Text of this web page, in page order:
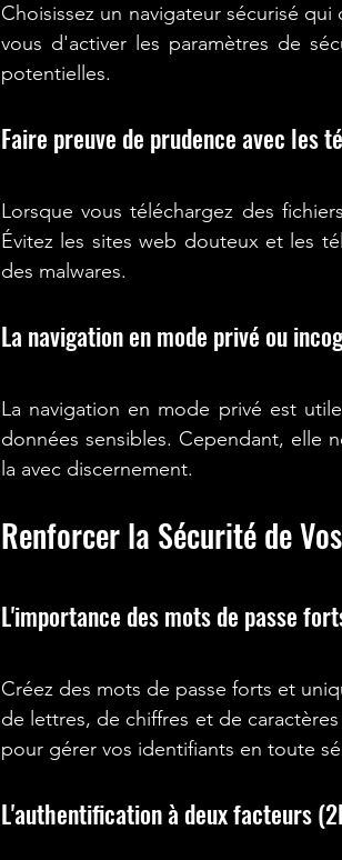
Choisissez un navigateur sécurisé
vous d'activer les paramètres de
potentielles.
Faire preuve de prudence avec les
Lorsque vous téléchargez des
Évitez les sites web douteux et les
des malwares.
La navigation en mode privé ou
La navigation en mode privé est
données sensibles. Cependant, elle
la avec discernement.
Renforcer la Sécurité de
L'importance des mots de passe
Créez des mots de passe forts et
de lettres, de chiffres et de
pour gérer vos identifiants en toute
L'authentification à deux facteurs